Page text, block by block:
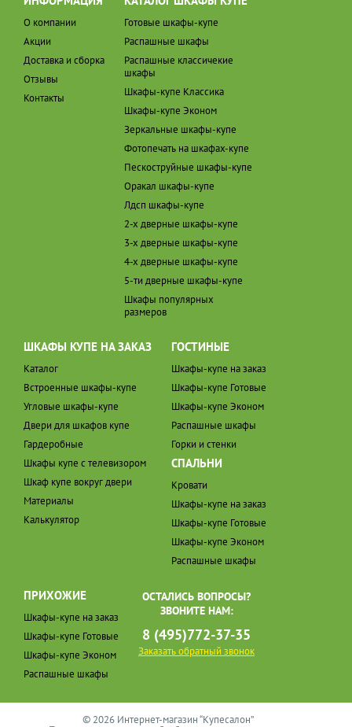
О компании
Акции
Доставка и сборка
Отзывы
Контакты
Готовые шкафы-купе
Распашные шкафы
Распашные классичекие
шкафы
Шкафы-купе Классика
Шкафы-купе Эконом
Зеркальные шкафы-купе
Фотопечать на шкафах-купе
Пескоструйные шкафы-купе
Оракал шкафы-купе
Лдсп шкафы-купе
2-х дверные шкафы-купе
3-х дверные шкафы-купе
4-х дверные шкафы-купе
5-ти дверные шкафы-купе
Шкафы популярных
размеров
ШКАФЫ КУПЕ НА ЗАКАЗ
Каталог
Встроенные шкафы-купе
Угловые шкафы-купе
Двери для шкафов купе
Гардеробные
Шкафы купе с телевизором
Шкаф купе вокруг двери
Материалы
Калькулятор
ГОСТИНЫЕ
Шкафы-купе на заказ
Шкафы-купе Готовые
Шкафы-купе Эконом
Распашные шкафы
Горки и стенки
СПАЛЬНИ
Кровати
Шкафы-купе на заказ
Шкафы-купе Готовые
Шкафы-купе Эконом
Распашные шкафы
ПРИХОЖИЕ
Шкафы-купе на заказ
Шкафы-купе Готовые
Шкафы-купе Эконом
Распашные шкафы
ОСТАЛИСЬ ВОПРОСЫ?
ЗВОНИТЕ НАМ:
8 (495)772-37-35
Заказать обратный звонок
© 2026 Интернет-магазин “Купесалон”